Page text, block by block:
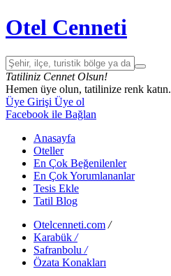
Otel Cenneti
Tatiliniz Cennet Olsun!
Hemen üye olun, tatilinize renk katın.
Üye Girişi Üye ol
Facebook ile Bağlan
Anasayfa
Oteller
En Çok Beğenilenler
En Çok Yorumlananlar
Tesis Ekle
Tatil Blog
Otelcenneti.com /
Karabük /
Safranbolu /
Özata Konakları